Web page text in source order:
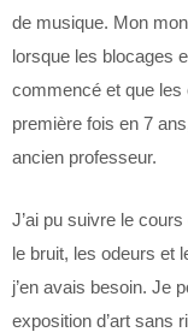
de musique. Mon
lorsque les blocages
commencé et que les
première fois en 7
ancien professeur.
J’ai pu suivre le
le bruit, les odeurs et
j’en avais besoin. Je
exposition d’art sans